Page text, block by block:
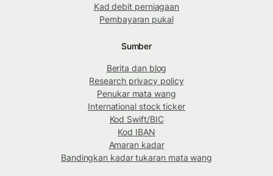
Kad debit perniagaan
Pembayaran pukal
Sumber
Berita dan blog
Research privacy policy
Penukar mata wang
International stock ticker
Kod Swift/BIC
Kod IBAN
Amaran kadar
Bandingkan kadar tukaran mata wang